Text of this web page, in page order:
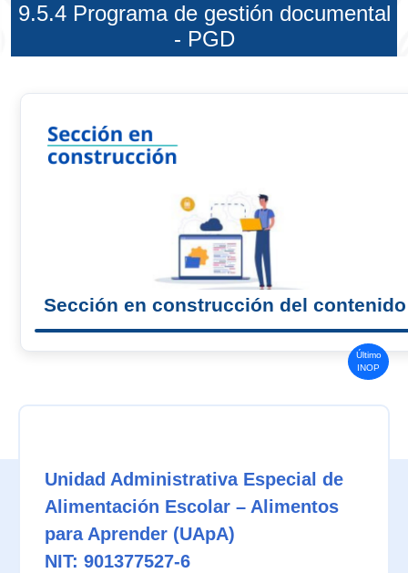
Último
INOP
9.5.4 Programa de gestión documental
- PGD
Sección en construcción del contenido
Unidad Administrativa Especial de
Alimentación Escolar – Alimentos
para Aprender (UApA)
NIT: 901377527-6